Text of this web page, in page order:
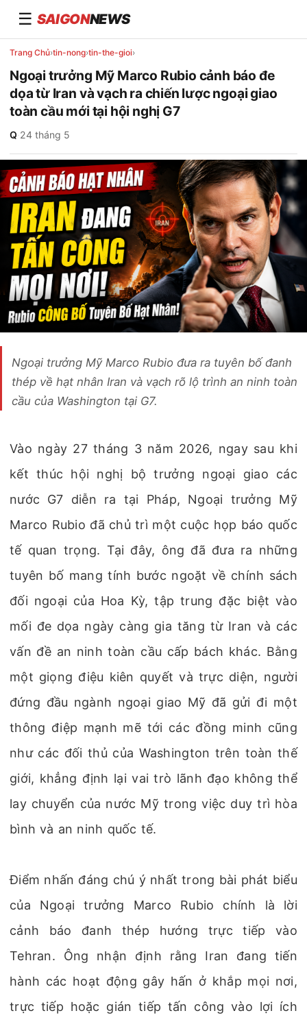
☰ SAIGONNEWS
Trang Chủ›tin-nong›tin-the-gioi›
Ngoại trưởng Mỹ Marco Rubio cảnh báo đe
dọa từ Iran và vạch ra chiến lược ngoại giao
toàn cầu mới tại hội nghị G7
Q·24 tháng 5
Ngoại trưởng Mỹ Marco Rubio đưa ra tuyên bố đanh
thép về hạt nhân Iran và vạch rõ lộ trình an ninh toàn
cầu của Washington tại G7.
Vào ngày 27 tháng 3 năm 2026, ngay sau khi
kết thúc hội nghị bộ trưởng ngoại giao các
nước G7 diễn ra tại Pháp, Ngoại trưởng Mỹ
Marco Rubio đã chủ trì một cuộc họp báo quốc
tế quan trọng. Tại đây, ông đã đưa ra những
tuyên bố mang tính bước ngoặt về chính sách
đối ngoại của Hoa Kỳ, tập trung đặc biệt vào
mối đe dọa ngày càng gia tăng từ Iran và các
vấn đề an ninh toàn cầu cấp bách khác. Bằng
một giọng điệu kiên quyết và trực diện, người
đứng đầu ngành ngoại giao Mỹ đã gửi đi một
thông điệp mạnh mẽ tới các đồng minh cũng
như các đối thủ của Washington trên toàn thế
giới, khẳng định lại vai trò lãnh đạo không thể
lay chuyển của nước Mỹ trong việc duy trì hòa
bình và an ninh quốc tế.
Điểm nhấn đáng chú ý nhất trong bài phát biểu
của Ngoại trưởng Marco Rubio chính là lời
cảnh báo đanh thép hướng trực tiếp vào
Tehran. Ông nhận định rằng Iran đang tiến
hành các hoạt động gây hấn ở khắp mọi nơi,
trực tiếp hoặc gián tiếp tấn công vào lợi ích